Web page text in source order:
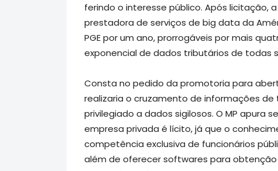
ferindo o interesse público. Após licitação,
prestadora de serviços de big data da
PGE por um ano, prorrogáveis por mais
exponencial de dados tributários de todas
Consta no pedido da promotoria para
realizaria o cruzamento de informações
privilegiado a dados sigilosos. O MP apura
empresa privada é lícito, já que o
competência exclusiva de funcionários
além de oferecer softwares para